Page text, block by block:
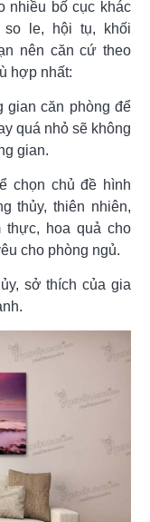
nhiều bố cục khác
so le, hội tụ, khối
nên căn cứ theo
hợp nhất:
gian căn phòng để
quá nhỏ sẽ không
gian.
chọn chủ đề hình
thủy, thiên nhiên,
thực, hoa quả cho
cho phòng ngủ.
sở thích của gia